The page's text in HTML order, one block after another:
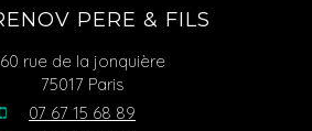
PERE & FILS
60 rue de la jonquière
75017 Paris
07 67 15 68 89